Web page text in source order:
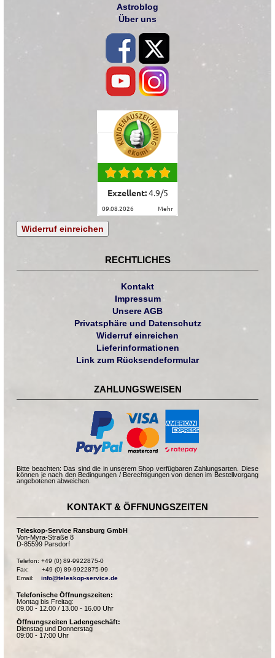
Astroblog
Über uns
Exzellent:4.9/5
09.08.2026 mehr
Widerruf einreichen
RECHTLICHES
Kontakt
Impressum
Unsere AGB
Privatsphäre und Datenschutz
Widerruf einreichen
Lieferinformationen
Link zum Rücksendeformular
ZAHLUNGSWEISEN
Bitte beachten: Das sind die in unserem Shop verfügbaren Zahlungsarten. Diese
können je nach den Bedingungen / Berechtigungen von denen im Bestellvorgang
angebotenen abweichen.
KONTAKT & ÖFFNUNGSZEITEN
Teleskop-Service Ransburg GmbH
Von-Myra-Straße 8
D-85599 Parsdorf
Telefon: +49 (0) 89-9922875-0
Fax:       +49 (0) 89-9922875-99
Email: info@teleskop-service.de
Telefonische Öffnungszeiten:
Montag bis Freitag:
09.00 - 12.00 / 13.00 - 16.00 Uhr
Öffnungszeiten Ladengeschäft:
Dienstag und Donnerstag
09:00 - 17:00 Uhr